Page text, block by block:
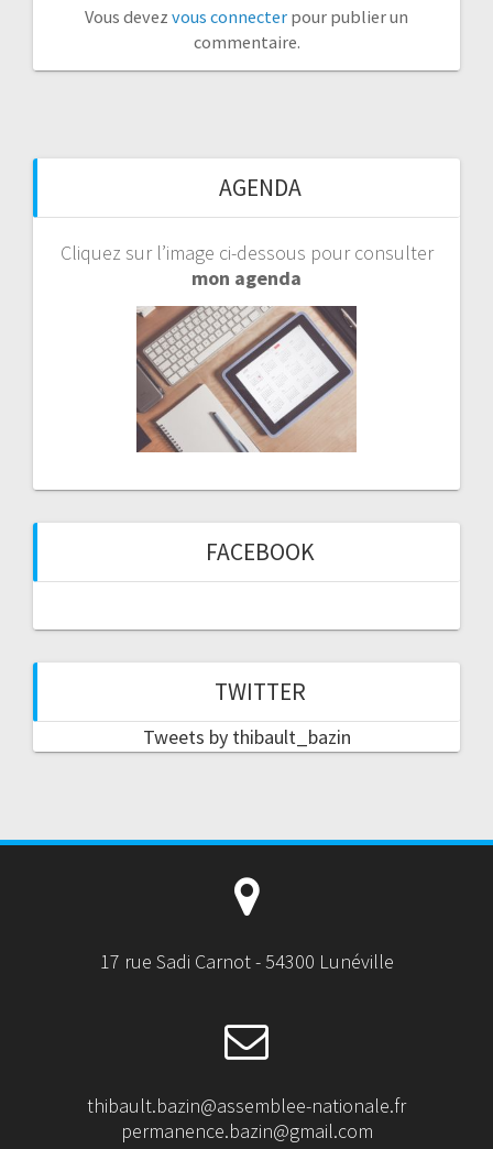
Vous devez vous connecter pour publier un
commentaire.
AGENDA
Cliquez sur l’image ci-dessous pour consulter
mon agenda
FACEBOOK
TWITTER
Tweets by thibault_bazin
17 rue Sadi Carnot - 54300 Lunéville
thibault.bazin@assemblee-nationale.fr
permanence.bazin@gmail.com